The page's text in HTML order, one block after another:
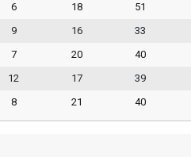
6 18 51
9 16 33
7 20 40
12 17 39
8 21 40